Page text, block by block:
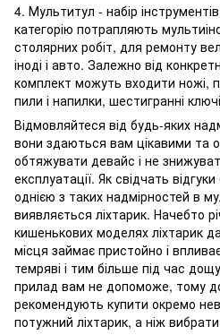
4. Мультитул - набір
категорію потрапляють
столярних робіт, для ремонту
іноді і авто. Залежно від
комплект можуть входити ножі,
пили і напилки, шестигранні
Відмовляйтеся від будь-яких
вони здаються вам цікавими та
обтяжувати девайс і не
експлуатації. Як свідчать
однією з таких надмірностей в
виявляється ліхтарик. Начебто
кишенькових моделях ліхтарик
місця займає пристойно і
темряві і тим більше під час
прилад вам не допоможе, тому
рекомендують купити окремо
потужний ліхтарик, а ніж